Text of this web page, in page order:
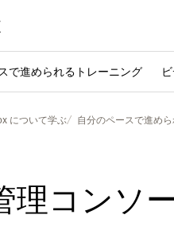
で進められるトレーニング
について学ぶ 自分のペースで進め
理コンソ